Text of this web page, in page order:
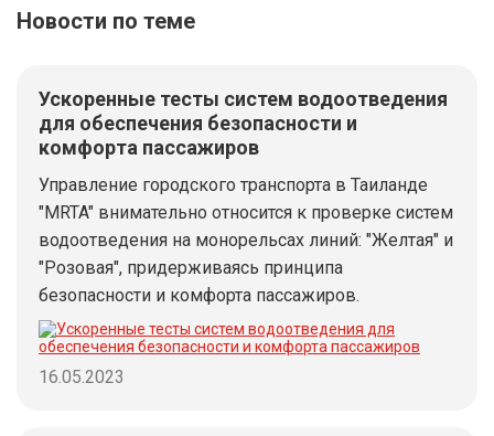
Новости по теме
Ускоренные тесты систем водоотведения
для обеспечения безопасности и
комфорта пассажиров
Управление городского транспорта в Таиланде
"MRTA" внимательно относится к проверке систем
водоотведения на монорельсах линий: "Желтая" и
"Розовая", придерживаясь принципа
безопасности и комфорта пассажиров.
16.05.2023